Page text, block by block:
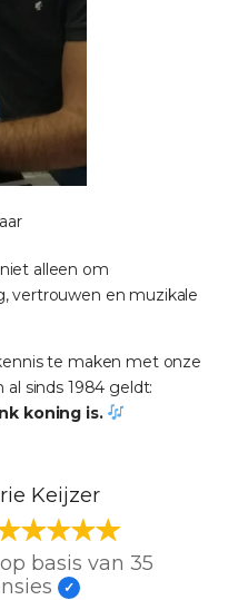
alleen om
vertrouwen en muzikale
te maken met onze
sinds 1984 geldt:
koning is.
Keijzer
basis van 35